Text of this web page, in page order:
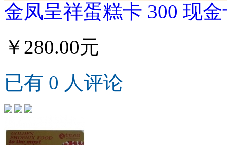
金凤呈祥蛋糕卡 300 现
￥280.00元
已有 0 人评论